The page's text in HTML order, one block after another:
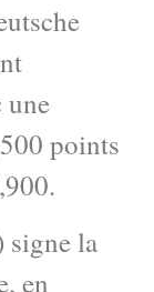
une
points
la
en